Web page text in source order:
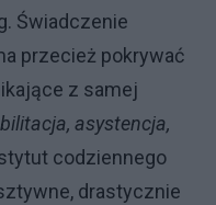
Świadczenie
przecież pokrywać
z samej
asystencja,
codziennego
drastycznie